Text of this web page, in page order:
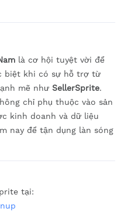
là cơ hội tuyệt vời để
biệt khi có sự hỗ trợ từ
mẽ như SellerSprite.
chỉ phụ thuộc vào sản
kinh doanh và dữ liệu
nay để tận dụng làn sóng
tại: